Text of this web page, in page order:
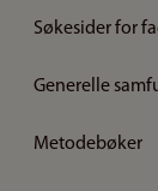
Søkesider for
Generelle
Metodebøker